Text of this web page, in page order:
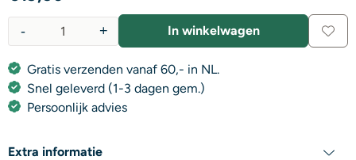
+
- In winkelwagen
Gratis verzenden vanaf 60,- in NL.
Snel geleverd (1-3 dagen gem.)
Persoonlijk advies
Extra informatie